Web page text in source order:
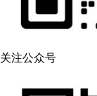
关注公众号